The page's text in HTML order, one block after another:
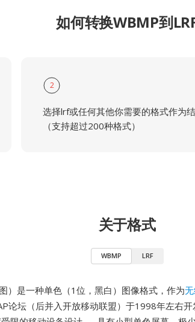
如何转换WBMP到
2
选择lrf或任何其他你需要的格式作为
（支持超过200种格式）
关于格式
WBMP LRF
）是一种单色（1位，黑白）图像格式，作为
论坛（后并入开放移动联盟）于1998年左右